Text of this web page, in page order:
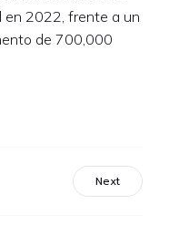
en 2022, frente a un
de 700,000
Next